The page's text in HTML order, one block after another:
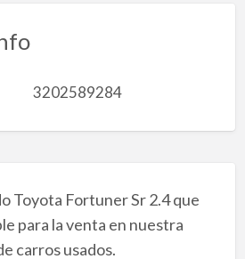
3202589284
Toyota Fortuner Sr 2.4 que
para la venta en nuestra
carros usados.